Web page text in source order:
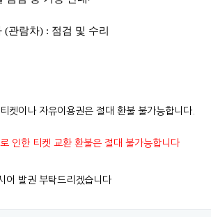
(관람차) : 점검 및 수리
켓이나 자유이용권은 절대 환불 불가능합니다.
인한 티켓 교환 환불은 절대 불가능합니다
어 발권 부탁드리겠습니다